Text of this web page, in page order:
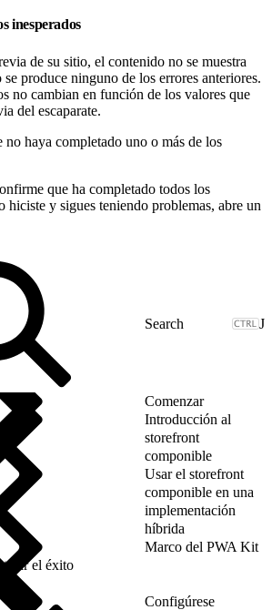
inesperados
de su sitio, el contenido no se muestra
se produce ninguno de los errores anteriores.
no cambian en función de los valores que
del escaparate.
no haya completado uno o más de los
que ha completado todos los
hiciste y sigues teniendo problemas, abre un
J
Comenzar
Introducción al
storefront
componible
Usar el storefront
componible en una
implementación
híbrida
Marco del PWA Kit
el éxito
Configúrese